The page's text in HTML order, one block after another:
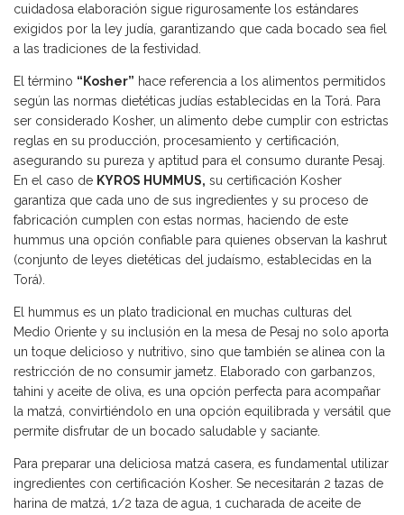
cuidadosa elaboración sigue rigurosamente los estándares
exigidos por la ley judía, garantizando que cada bocado sea fiel
a las tradiciones de la festividad.
El término “Kosher” hace referencia a los alimentos permitidos
según las normas dietéticas judías establecidas en la Torá. Para
ser considerado Kosher, un alimento debe cumplir con estrictas
reglas en su producción, procesamiento y certificación,
asegurando su pureza y aptitud para el consumo durante Pesaj.
En el caso de KYROS HUMMUS, su certificación Kosher
garantiza que cada uno de sus ingredientes y su proceso de
fabricación cumplen con estas normas, haciendo de este
hummus una opción confiable para quienes observan la kashrut
(conjunto de leyes dietéticas del judaísmo, establecidas en la
Torá).
El hummus es un plato tradicional en muchas culturas del
Medio Oriente y su inclusión en la mesa de Pesaj no solo aporta
un toque delicioso y nutritivo, sino que también se alinea con la
restricción de no consumir jametz. Elaborado con garbanzos,
tahini y aceite de oliva, es una opción perfecta para acompañar
la matzá, convirtiéndolo en una opción equilibrada y versátil que
permite disfrutar de un bocado saludable y saciante.
Para preparar una deliciosa matzá casera, es fundamental utilizar
ingredientes con certificación Kosher. Se necesitarán 2 tazas de
harina de matzá, 1/2 taza de agua, 1 cucharada de aceite de